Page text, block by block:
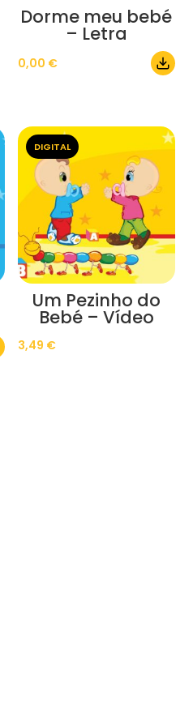
Dorme meu bebé
– Letra
0,00 €
DIGITAL
Um Pezinho do
Bebé – Vídeo
3,49 €